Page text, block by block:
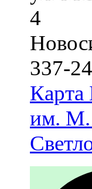
4
337-
Карта
им.